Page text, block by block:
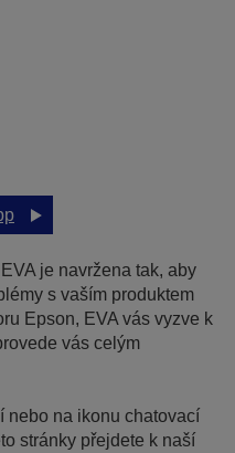
je navržena tak, aby
s vaším produktem
Epson, EVA vás vyzve k
vás celým
nebo na ikonu chatovací
stránky přejdete k naší